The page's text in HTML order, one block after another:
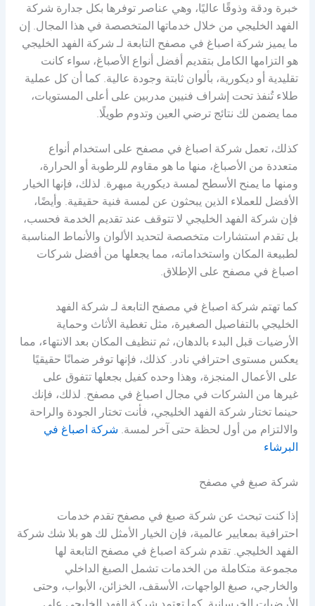
خبرة ودقة وذوقًا عاليًا، وهي عناصر توفرها بكل جدارة شركة
الفهد الخليجي من خلال خدماتها المتخصصة في هذا المجال. إن
ما يميز شركة اصباغ في مصفح التابعة لـ شركة الفهد الخليجي
هو التزامها الكامل بتقديم أفضل أنواع الأصباغ، سواء كانت
تقليدية أو ديكورية، بألوان ثابتة وجودة عالية. كما أن كل عملية
طلاء تُنفذ تحت إشراف فنيين مدربين على أعلى المستويات،
مما يضمن لك نتائج ترضي العين وتدوم طويلًا.
كذلك، تعمل شركة اصباغ في مصفح على استخدام أنواع
متعددة من الأصباغ، منها ما هو مقاوم للرطوبة أو الحرارة،
ومنها ما يمنح الأسطح لمسة ديكورية مبهرة. لذلك، فإنها الخيار
الأفضل للعملاء الذين يبحثون عن لمسة فنية حقيقية. وأيضًا،
فإن شركة الفهد الخليجي لا تتوقف عند تقديم الخدمة فحسب،
بل تقدم استشارات متخصصة لتحديد الألوان والأنماط المناسبة
لطبيعة المكان واستخداماته، مما يجعلها من أفضل شركات
اصباغ في مصفح على الإطلاق.
كما تهتم شركة اصباغ في مصفح التابعة لـ شركة الفهد
الخليجي بالتفاصيل الصغيرة، مثل تغطية الأثاث وحماية
الأرضيات قبل البدء بالدهان، ثم تنظيف المكان بعد الانتهاء، مما
يعكس مستوى احترافي نادر. كذلك، فإنها توفر ضمانًا حقيقيًا
على الأعمال المنجزة، وهذا وحده كفيل بجعلها تتفوق على
غيرها من الشركات في مجال اصباغ في مصفح. لذلك، فإنك
حينما تختار شركة الفهد الخليجي، فأنت تختار الجودة والراحة
والالتزام من أول لحظة حتى آخر لمسة. شركة اصباغ في
البرشاء
شركة صبغ في مصفح
إذا كنت تبحث عن شركة صبغ في مصفح تقدم خدمات
احترافية بمعايير عالمية، فإن الخيار الأمثل لك هو بلا شك شركة
الفهد الخليجي. تقدم شركة اصباغ في مصفح التابعة لها
مجموعة متكاملة من الخدمات تشمل الصبغ الداخلي
والخارجي، صبغ الواجهات، الأسقف، الخزائن، الأبواب، وحتى